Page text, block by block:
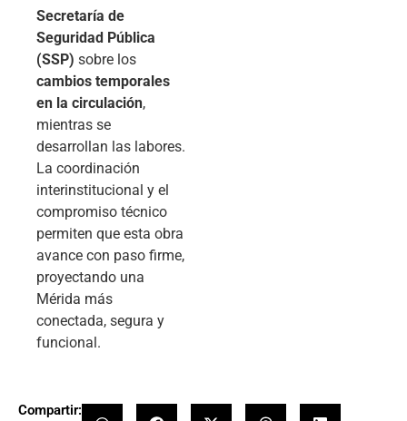
Secretaría de
Seguridad Pública
(SSP) sobre los
cambios temporales
en la circulación,
mientras se
desarrollan las labores.
La coordinación
interinstitucional y el
compromiso técnico
permiten que esta obra
avance con paso firme,
proyectando una
Mérida más
conectada, segura y
funcional.
Compartir: